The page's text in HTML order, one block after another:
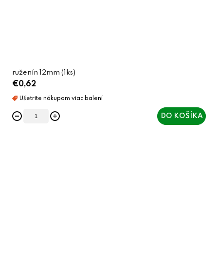
ruženín 12mm (1ks)
€0,62
DO KOŠÍKA